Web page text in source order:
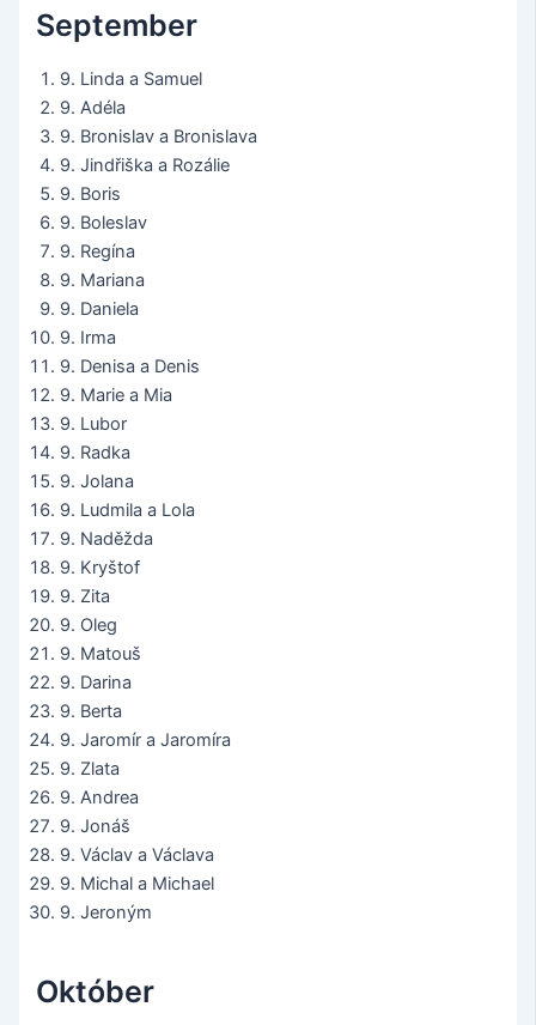
September
9. Linda a Samuel
9. Adéla
9. Bronislav a Bronislava
9. Jindřiška a Rozálie
9. Boris
9. Boleslav
9. Regína
9. Mariana
9. Daniela
9. Irma
9. Denisa a Denis
9. Marie a Mia
9. Lubor
9. Radka
9. Jolana
9. Ludmila a Lola
9. Naděžda
9. Kryštof
9. Zita
9. Oleg
9. Matouš
9. Darina
9. Berta
9. Jaromír a Jaromíra
9. Zlata
9. Andrea
9. Jonáš
9. Václav a Václava
9. Michal a Michael
9. Jeroným
Október